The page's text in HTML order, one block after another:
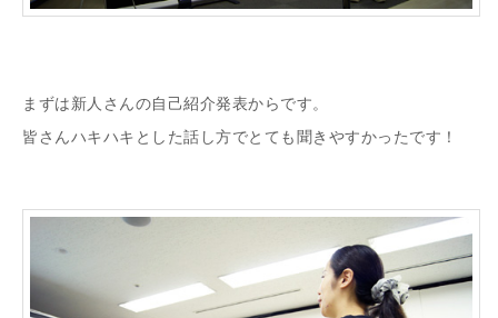
まずは新人さんの自己紹介発表からです。
皆さんハキハキとした話し方でとても聞きやすかったです！